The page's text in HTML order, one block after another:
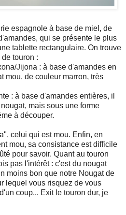
espagnole à base de miel, de
qui se présente le plus
tablette rectangulaire. On trouve
touron :
Jijona : à base d'amandes en
mou, de couleur marron, très
: à base d'amandes entières, il
mais sous une forme
à découper.
celui qui est mou. Enfin, en
mou, sa consistance est difficile
pour savoir. Quant au touron
pas l'intérêt : c'est du nougat
moins bon que notre Nougat de
lequel vous risquez de vous
coup... Exit le touron dur, je